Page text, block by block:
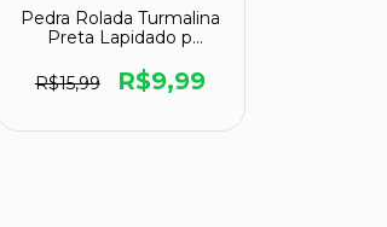
Pedra Rolada Turmalina
Preta Lapidado p
R$15,99
R$9,99